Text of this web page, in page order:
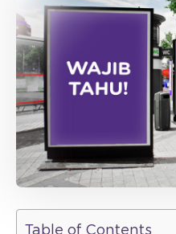
Table of Contents